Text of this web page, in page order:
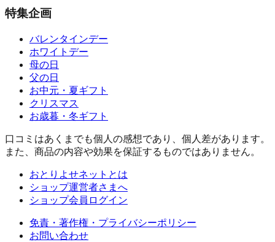
特集企画
バレンタインデー
ホワイトデー
母の日
父の日
お中元・夏ギフト
クリスマス
お歳暮・冬ギフト
口コミはあくまでも個人の感想であり、個人差があります。
また、商品の内容や効果を保証するものではありません。
おとりよせネットとは
ショップ運営者さまへ
ショップ会員ログイン
免責・著作権・プライバシーポリシー
お問い合わせ